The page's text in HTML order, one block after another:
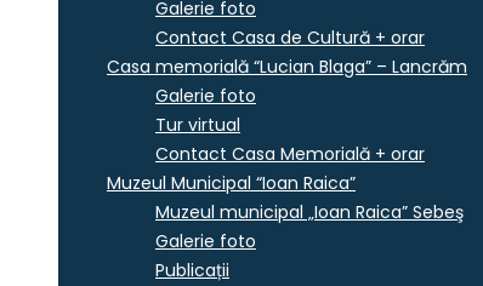
Galerie foto
Contact Casa de Cultură + orar
Casa memorială “Lucian Blaga” – Lancrăm
Galerie foto
Tur virtual
Contact Casa Memorială + orar
Muzeul Municipal “Ioan Raica”
Muzeul municipal „Ioan Raica” Sebeş
Galerie foto
Publicații